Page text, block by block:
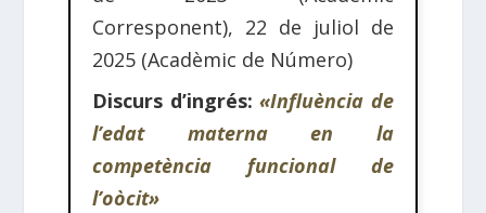
Corresponent), 22 de juliol de
2025 (Acadèmic de Número)
Discurs d’ingrés: «Influència de
l’edat materna en la
competència funcional de
l’oòcit»